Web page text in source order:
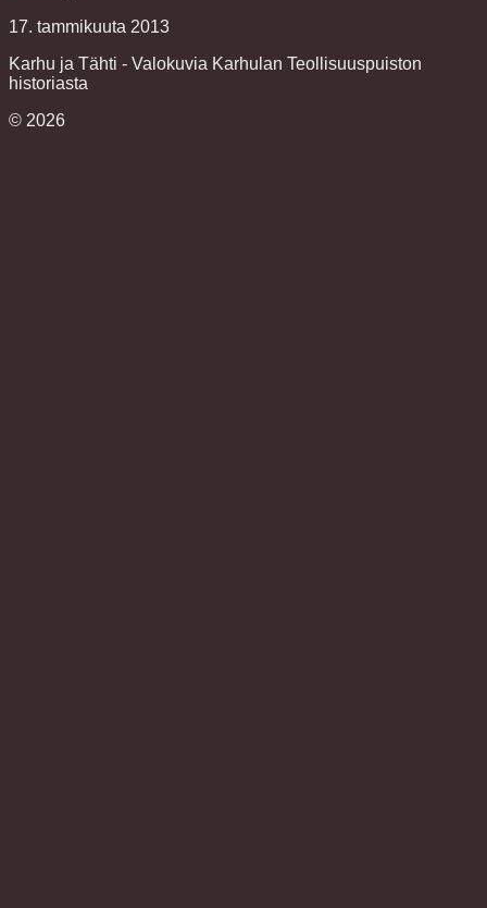
17. tammikuuta 2013
Karhu ja Tähti - Valokuvia Karhulan Teollisuuspuiston
historiasta
© 2026